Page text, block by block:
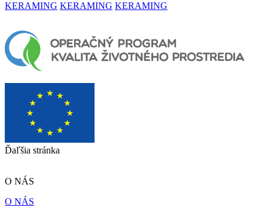
KERAMING KERAMING KERAMING
Ďaľšia stránka
O NÁS
O NÁS